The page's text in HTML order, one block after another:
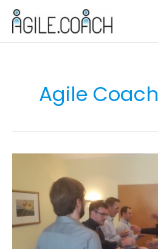
Zum
Inhalt
springen
Agile Coach